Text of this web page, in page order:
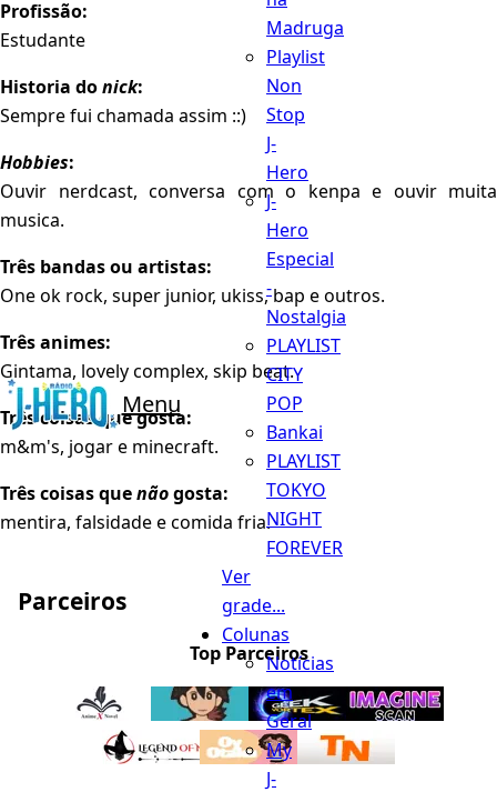
Menu
Madruga
Playlist
Non
Stop
J-
Hero
J-
Hero
Especial
-
Nostalgia
PLAYLIST
CITY
POP
Bankai
PLAYLIST
TOKYO
NIGHT
FOREVER
Ver
grade...
Colunas
Notícias
em
Geral
My
J-
Profissão:
Estudante
Historia donick:
Sempre fui chamada assim ::)
Hobbies:
Ouvir nerdcast, conversa com o kenpa e ouvir muita
musica.
Três bandas ou artistas:
One ok rock, super junior, ukiss, bap e outros.
Três animes:
Gintama, lovely complex, skip beat.
Três coisas que gosta:
m&m's, jogar e minecraft.
Três coisas quenãogosta:
mentira, falsidade e comida fria.
Parceiros
Top Parceiros